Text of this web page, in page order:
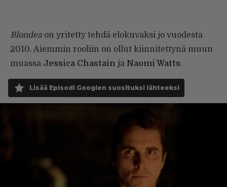
Blondea on yritetty tehdä elokuvaksi jo vuodesta
2010. Aiemmin rooliin on ollut kiinnitettynä muun
muassa Jessica Chastain ja Naomi Watts.
Lisää Episodi Googlen suosituksi lähteeksi